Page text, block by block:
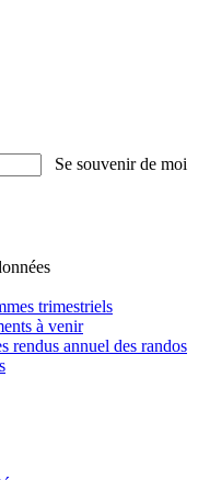
Se souvenir de moi
trimestriels
à venir
rendus annuel des randos